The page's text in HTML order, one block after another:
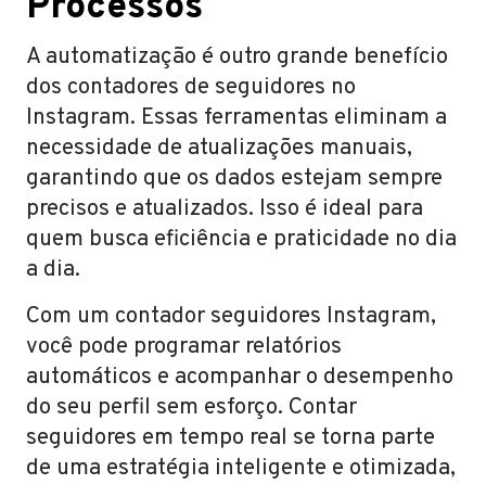
A automatização é outro grande benefício
dos contadores de seguidores no
Instagram. Essas ferramentas eliminam a
necessidade de atualizações manuais,
garantindo que os dados estejam sempre
precisos e atualizados. Isso é ideal para
quem busca eficiência e praticidade no dia
a dia.
Com um contador seguidores Instagram,
você pode programar relatórios
automáticos e acompanhar o desempenho
do seu perfil sem esforço. Contar
seguidores em tempo real se torna parte
de uma estratégia inteligente e otimizada,